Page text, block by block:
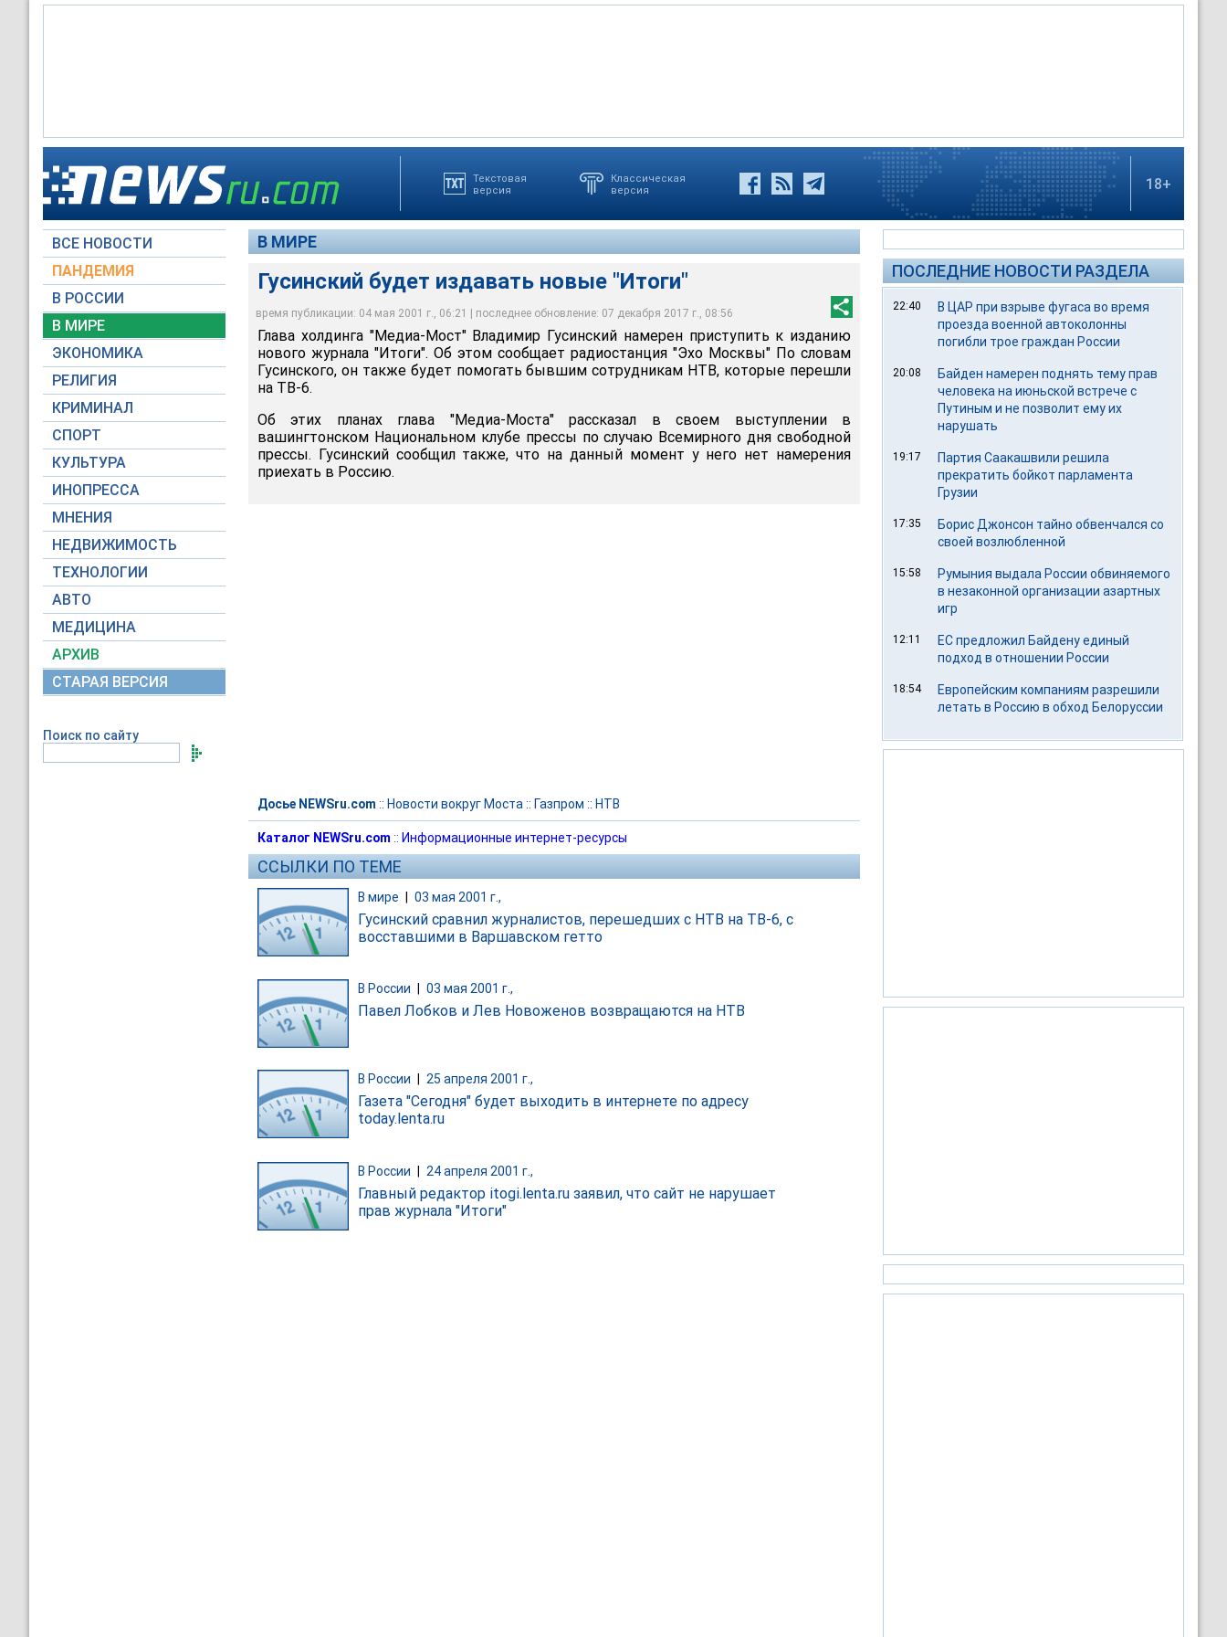
Текстовая
версия
Классическая
версия
18+
ВСЕ НОВОСТИ
ПАНДЕМИЯ
В РОССИИ
В МИРЕ
ЭКОНОМИКА
РЕЛИГИЯ
КРИМИНАЛ
СПОРТ
КУЛЬТУРА
ИНОПРЕССА
МНЕНИЯ
НЕДВИЖИМОСТЬ
ТЕХНОЛОГИИ
АВТО
МЕДИЦИНА
АРХИВ
СТАРАЯ ВЕРСИЯ
Поиск по сайту
В МИРЕ
Гусинский будет издавать новые "Итоги"
время публикации: 04 мая 2001 г., 06:21 | последнее обновление: 07 декабря 2017 г., 08:56
Глава холдинга "Медиа-Мост" Владимир Гусинский намерен приступить к изданию
нового журнала "Итоги". Об этом сообщает радиостанция "Эхо Москвы" По словам
Гусинского, он также будет помогать бывшим сотрудникам НТВ, которые перешли
на ТВ-6.
Об этих планах глава "Медиа-Моста" рассказал в своем выступлении в
вашингтонском Национальном клубе прессы по случаю Всемирного дня свободной
прессы. Гусинский сообщил также, что на данный момент у него нет намерения
приехать в Россию.
Досье NEWSru.com :: Новости вокруг Моста :: Газпром :: НТВ
Каталог NEWSru.com :: Информационные интернет-ресурсы
ССЫЛКИ ПО ТЕМЕ
В мире 03 мая 2001 г.,
Гусинский сравнил журналистов, перешедших с НТВ на ТВ-6, с
восставшими в Варшавском гетто
В России 03 мая 2001 г.,
Павел Лобков и Лев Новоженов возвращаются на НТВ
В России 25 апреля 2001 г.,
Газета "Сегодня" будет выходить в интернете по адресу
today.lenta.ru
В России | 24 апреля 2001 г.,
Главный редактор itogi.lenta.ru заявил, что сайт не нарушает
прав журнала "Итоги"
ПОСЛЕДНИЕ НОВОСТИ РАЗДЕЛА
22:40
В ЦАР при взрыве фугаса во время
проезда военной автоколонны
погибли трое граждан России
20:08
Байден намерен поднять тему прав
человека на июньской встрече с
Путиным и не позволит ему их
нарушать
19:17
Партия Саакашвили решила
прекратить бойкот парламента
Грузии
17:35
Борис Джонсон тайно обвенчался со
своей возлюбленной
15:58
Румыния выдала России обвиняемого
в незаконной организации азартных
игр
12:11
ЕС предложил Байдену единый
подход в отношении России
18:54
Европейским компаниям разрешили
летать в Россию в обход Белоруссии